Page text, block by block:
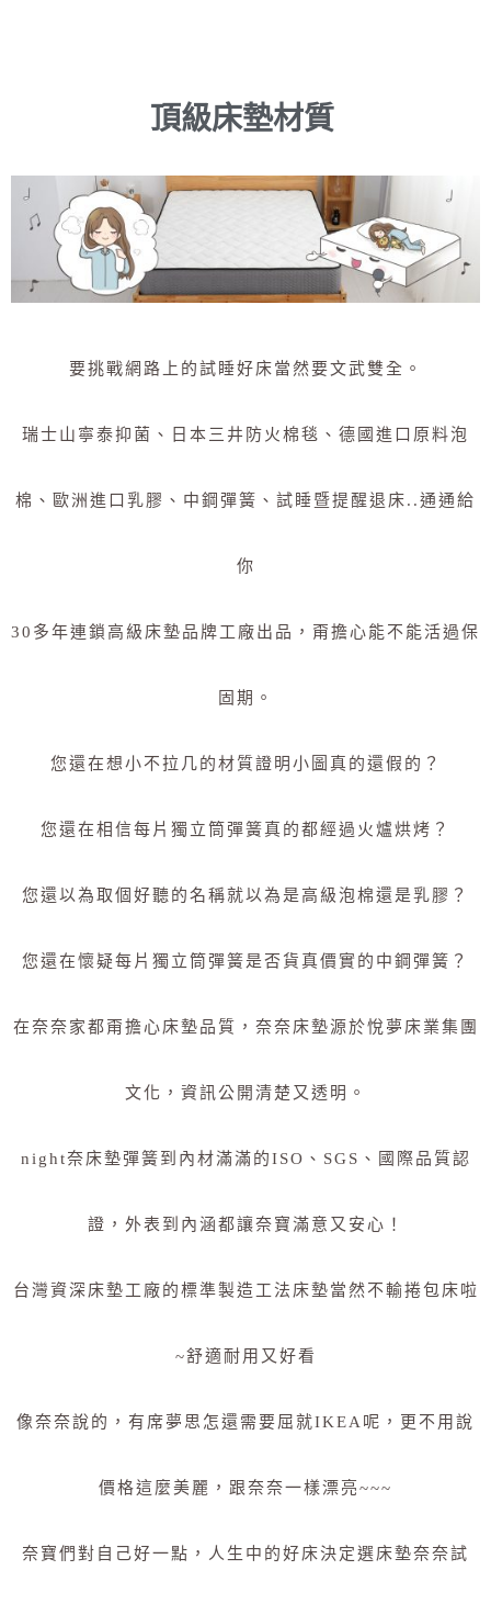
頂級床墊材質
要挑戰網路上的試睡好床當然要文武雙全。
瑞士山寧泰抑菌、 日本三井防火棉毯 、 德國進口原料泡
棉、歐洲進口乳膠、 中鋼彈簧、 試睡暨提醒退床..通通給
你
30多年連鎖高級床墊品牌工廠出品，甭擔心能不能活過保
固期。
您還在想小不拉几的材質證明小圖真的還假的？
您還在相信每片獨立筒彈簧真的都經過火爐烘烤？
您還以為取個好聽的名稱就以為是高級泡棉還是乳膠？
您還在懷疑每片獨立筒彈簧是否貨真價實的中鋼彈簧？
在奈奈家都甭擔心床墊品質，奈奈床墊源於悅夢床業集團
文化，資訊公開清楚又透明。
night奈床墊彈簧到內材滿滿的ISO、SGS、國際品質認
證，外表到內涵都讓奈寶滿意又安心！
台灣資深床墊工廠的標準製造工法床墊當然不輸捲包床啦
~舒適耐用又好看
像奈奈說的，有席夢思怎還需要屈就IKEA呢，更不用說
價格這麼美麗，跟奈奈一樣漂亮~~~
奈寶們對自己好一點，人生中的好床決定選床墊奈奈試